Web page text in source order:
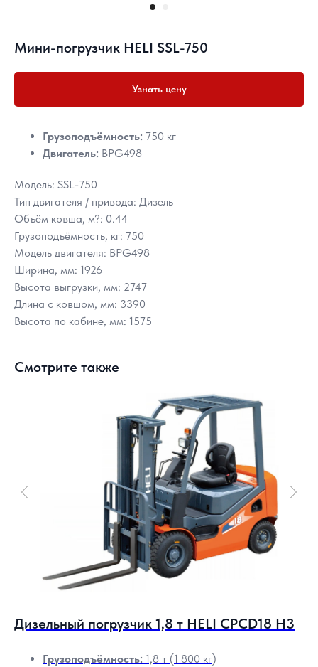
Мини-погрузчик HELI SSL-750
Узнать цену
Грузоподъёмность: 750 кг
Двигатель: BPG498
Модель: SSL-750
Тип двигателя / привода: Дизель
Объём ковша, м?: 0.44
Грузоподъёмность, кг: 750
Модель двигателя: BPG498
Ширина, мм: 1926
Высота выгрузки, мм: 2747
Длина с ковшом, мм: 3390
Высота по кабине, мм: 1575
Смотрите также
Дизельный погрузчик 1,8 т HELI CPСD18 H3
Грузоподъёмность: 1,8 т (1 800 кг)